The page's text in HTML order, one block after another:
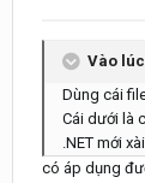
Vào lúc
Dùng cái
Cái dưới là
.NET mới
có áp dụng